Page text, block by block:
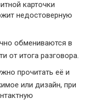
карточки
недостоверную
обмениваются в
от итога разговора.
прочитать её и
или дизайн, при